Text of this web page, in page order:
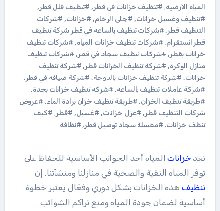
المياه الارضيه, #تنظيف خزانات فى قطر, #تنظيف فلل قطر,
#تنظيف وغسيل خزانات, #جلى الرخام, #خزانات, #شركات
التنظيف قطر, #شركات تنظيف بالساعه في قطر شركة تنظيف
قطر انستقرام, #شركات تنظيف خزانات المياه, #شركات تنظيف
خزانات بقطر, #شركات تنظيف سجاد في قطر, #شركات تنظيف
منازل الوكرة, #شركة تنظيف الخزانات قطر, #شركة تنظيف
خزانات, #شركة تنظيف خزانات بالدوحة, #شركة ضيافه في قطر,
#شركة عاملات تنظيف بالساعه, #شركه تنظيف خزانات بجدة,
#طريقة تنظيف الخزان, #طريقة تنظيف خزان برادة الماء, #عروض
شركات التنظيف قطر, #عزل خزانات, #غسيل, #قطر, #كيف
تنظف خزانات, #مغسلة سجاد توصيل قطر, #نظافة
تعد خزاناتالمياه أحد الجوانب الأساسية للحفاظ على
توفر المياه النقية والصحية في منازلنا ومنشآتنا. إن
تنظيفهذه الخزانات بشكل دوري وفعّال يعتبر خطوة
أساسية لضمان جودة المياه ومنع تراكم الشوائب